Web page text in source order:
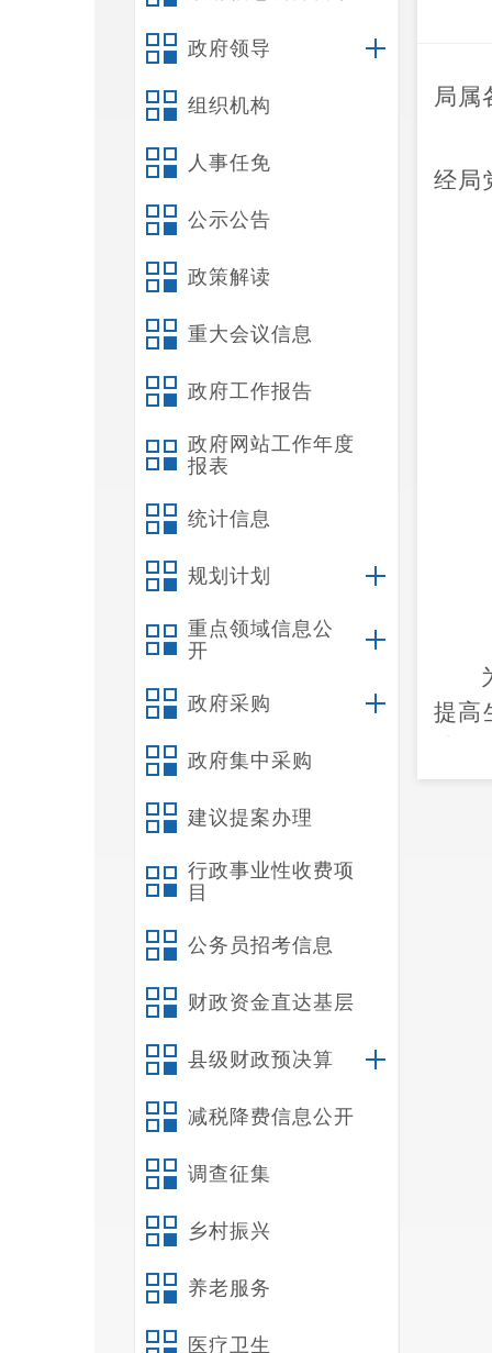
政府领导
组织机构
人事任免
公示公告
政策解读
重大会议信息
政府工作报告
政府网站工作年度
报表
统计信息
规划计划
重点领域信息公
开
政府采购
政府集中采购
建议提案办理
行政事业性收费项
目
公务员招考信息
财政资金直达基层
县级财政预决算
减税降费信息公开
调查征集
乡村振兴
养老服务
医疗卫生
局属
经局
提高
号）